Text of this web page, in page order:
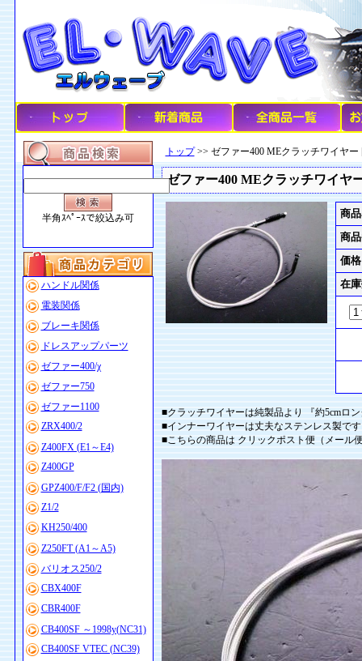
半角ｽﾍﾟｰｽで絞込み可
ハンドル関係
電装関係
ブレーキ関係
ドレスアップパーツ
ゼファー400/χ
ゼファー750
ゼファー1100
ZRX400/2
Z400FX (E1～E4)
Z400GP
GPZ400/F/F2 (国内)
Z1/2
KH250/400
Z250FT (A1～A5)
バリオス250/2
CBX400F
CBR400F
CB400SF ～1998y(NC31)
CB400SF VTEC (NC39)
トップ>> ゼファー400 MEクラッチワイヤー
ゼファー400 MEクラッチワイヤ
商
商
価格
在
■クラッチワイヤーは純製品より 『約5cmロ
■インナーワイヤーは丈夫なステンレス製で
■こちらの商品は クリックポスト便（メール